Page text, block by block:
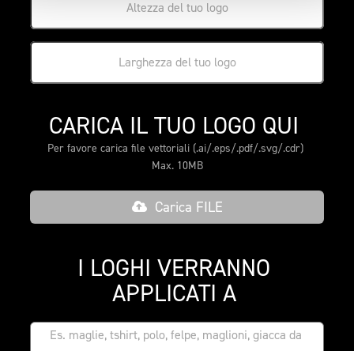
CARICA IL TUO LOGO QUI
Per favore carica file vettoriali (.ai/.eps/.pdf/.svg/.cdr)
Max. 10MB
Carica FILE
I LOGHI VERRANNO
APPLICATI A